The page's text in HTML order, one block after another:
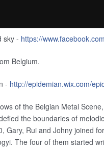
sky - https://
Belgium.
- http://epidemian.wix.com/
of the Belgian Metal
the boundaries of
Gary, Rui and Johny joined
The four of them started